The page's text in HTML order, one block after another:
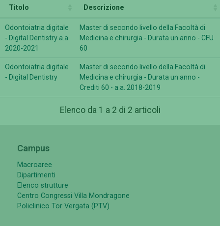
Titolo Descrizione
Odontoiatria digitale
- Digital Dentistry a.a.
2020-2021
Master di secondo livello della Facoltà di
Medicina e chirurgia - Durata un anno - CFU
60
Odontoiatria digitale
- Digital Dentistry
Master di secondo livello della Facoltà di
Medicina e chirurgia - Durata un anno -
Crediti 60 - a.a. 2018-2019
Elenco da 1 a 2 di 2 articoli
Campus
Macroaree
Dipartimenti
Elenco strutture
Centro Congressi Villa Mondragone
Policlinico Tor Vergata (PTV)